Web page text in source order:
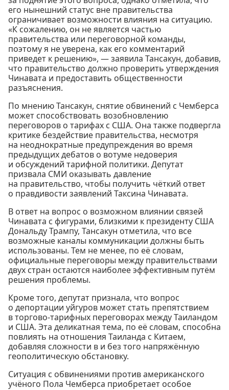
его нынешний статус вне правительства
ограничивает возможности влияния на ситуацию.
«К сожалению, он не является частью
правительства или переговорной команды,
поэтому я не уверена, как его комментарий
приведет к решению», — заявила Тансакун, добавив,
что правительство должно проверить утверждения
Чинавата и предоставить общественности
разъяснения.
По мнению Тансакун, снятие обвинений с Чемберса
может способствовать возобновлению
переговоров о тарифах с США. Она также подвергла
критике бездействие правительства, несмотря
на неоднократные предупреждения во время
предыдущих дебатов о вотуме недоверия
и обсуждений тарифной политики. Депутат
призвала СМИ оказывать давление
на правительство, чтобы получить чёткий ответ
о правдивости заявлений Таксина Чинавата.
В ответ на вопрос о возможном влиянии связей
Чинавата с фигурами, близкими к президенту США
Дональду Трампу, Тансакун отметила, что все
возможные каналы коммуникации должны быть
использованы. Тем не менее, по её словам,
официальные переговоры между правительствами
двух стран остаются наиболее эффективным путём
решения проблемы.
Кроме того, депутат признала, что вопрос
о депортации уйгуров может стать препятствием
в торгово-тарифных переговорах между Таиландом
и США. Эта деликатная тема, по её словам, способна
повлиять на отношения Таиланда с Китаем,
добавляя сложности в и без того напряжённую
геополитическую обстановку.
Ситуация с обвинениями против американского
учёного Пола Чемберса приобретает особое